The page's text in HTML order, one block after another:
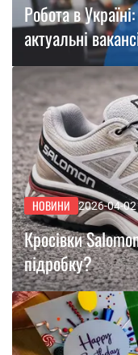
Робота в
актуальні
НОВИНИ 2026-04-02
Кросівки
підробку?